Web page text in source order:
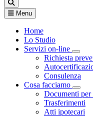
Menu
Home
Lo Studio
Servizi on-line
Richiesta
Consulenza
Cosa facciamo
Documenti per
Trasferimenti
Atti ipotecari